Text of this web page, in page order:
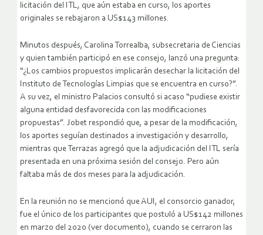
licitación del ITL, que aún estaba en curso, los aportes
originales se rebajaron a US$143 millones.
Minutos después, Carolina Torrealba, subsecretaria de Ciencias
y quien también participó en ese consejo, lanzó una pregunta:
“¿Los cambios propuestos implicarán desechar la licitación del
Instituto de Tecnologías Limpias que se encuentra en curso?”.
A su vez, el ministro Palacios consultó si acaso “pudiese existir
alguna entidad desfavorecida con las modificaciones
propuestas”. Jobet respondió que, a pesar de la modificación,
los aportes seguían destinados a investigación y desarrollo,
mientras que Terrazas agregó que la adjudicación del ITL sería
presentada en una próxima sesión del consejo. Pero aún
faltaba más de dos meses para la adjudicación.
En la reunión no se mencionó que AUI, el consorcio ganador,
fue el único de los participantes que postuló a US$142 millones
en marzo del 2020 (ver documento), cuando se cerraron las